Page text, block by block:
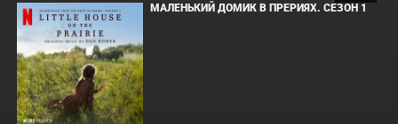
МАЛЕНЬКИЙ ДОМИК В ПРЕРИЯХ. СЕЗОН 1